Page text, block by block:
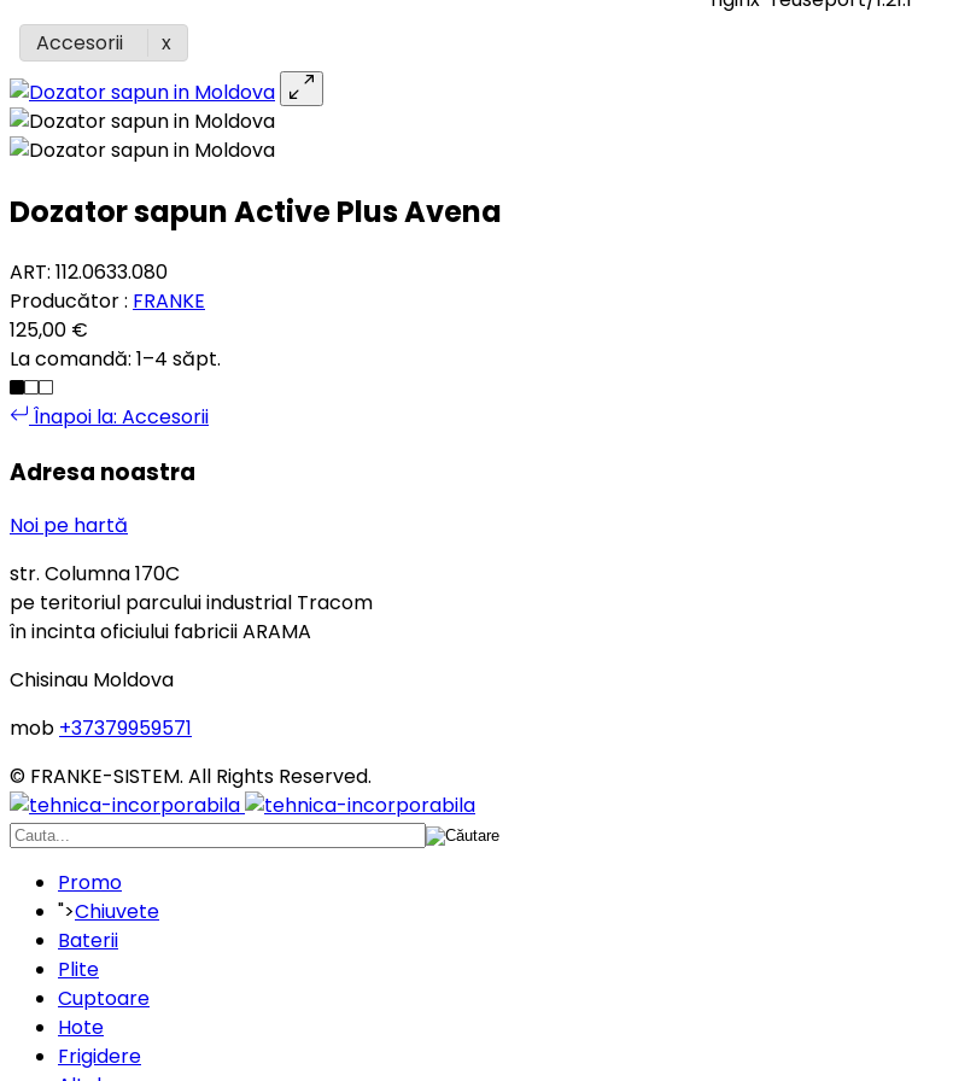
Accesorii
Dozator sapun Active Plus Avena
ART: 112.0633.080
Producător : FRANKE
125,00 €
La comandă: 1–4 săpt.
Înapoi la: Accesorii
Adresa noastra
Noi pe hartă
str. Columna 170C
pe teritoriul parcului industrial Tracom
în incinta oficiului fabricii ARAMA
Chisinau Moldova
mob +37379959571
© FRANKE-SISTEM. All Rights Reserved.
Promo
">Chiuvete
Baterii
Plite
Cuptoare
Hote
Frigidere